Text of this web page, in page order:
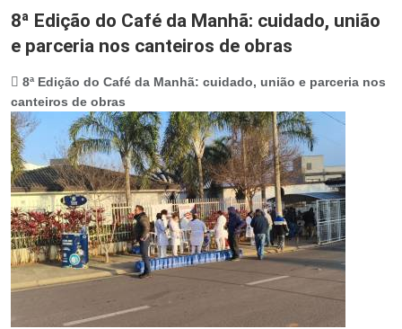
8ª Edição do Café da Manhã: cuidado, união
e parceria nos canteiros de obras
8ª Edição do Café da Manhã: cuidado, união e parceria nos
canteiros de obras